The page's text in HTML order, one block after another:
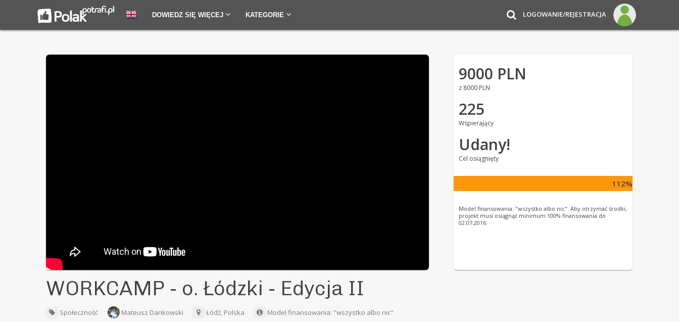
DOWIEDZ SIĘ WIĘCEJ KATEGORIE LOGOWANIE/REJESTRACJA
9000 PLN
z 8000 PLN
225
Wspierający
Udany!
Cel osiągnięty
112%
Model finansowania: "wszystko albo nic". Aby otrzymać środki,
projekt musi osiągnąć minimum 100% finansowania do
02.07.2016.
WORKCAMP - o. Łódzki - Edycja II
Społeczność Mateusz Dankowski Łódź, Polska Model finansowania: "wszystko albo nic"